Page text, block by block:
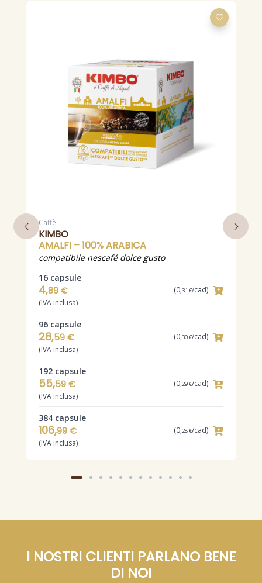
Caffè
KIMBO
AMALFI – 100% ARABICA
compatibile nescafé dolce gusto
16 capsule
4,89 € (0,31 €/cad)
(IVA inclusa)
96 capsule
28,59 € (0,30 €/cad)
(IVA inclusa)
192 capsule
55,59 € (0,29 €/cad)
(IVA inclusa)
384 capsule
106,99 € (0,28 €/cad)
(IVA inclusa)
I NOSTRI CLIENTI PARLANO BENE
DI NOI